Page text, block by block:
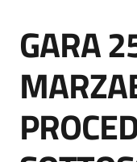
e
strumenti
acquisto
Supporto
Salta al contenuto
GARA